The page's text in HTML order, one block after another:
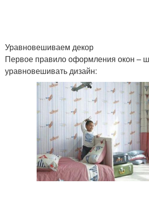
Уравновешиваем декор
Первое правило оформления окон –
уравновешивать дизайн: